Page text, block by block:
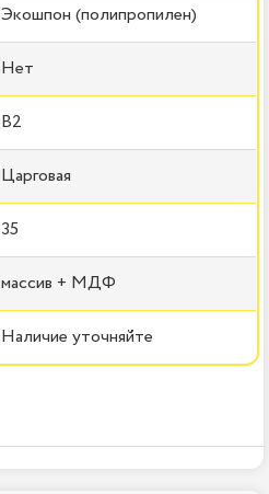
Экошпон (полипропилен)
Нет
B2
Царговая
35
массив + МДФ
Наличие уточняйте